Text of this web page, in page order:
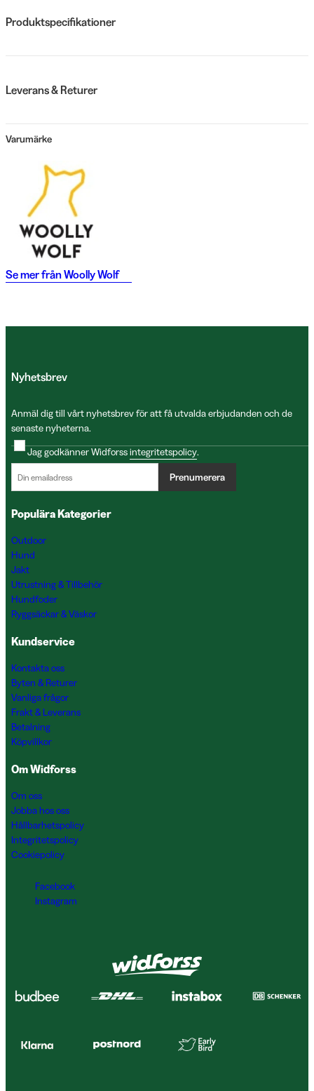
Produktspecifikationer
Leverans & Returer
Varumärke
Se mer frånWoolly Wolf
Nyhetsbrev
Anmäl dig till vårt nyhetsbrev för att få utvalda erbjudanden och de
senaste nyheterna.
Jag godkänner Widforssintegritetspolicy.
Prenumerera
Populära Kategorier
Outdoor
Hund
Jakt
Utrustning & Tillbehör
Hundfoder
Ryggsäckar & Väskor
Kundservice
Kontakta oss
Byten & Returer
Vanliga frågor
Frakt & Leverans
Betalning
Köpvillkor
Om Widforss
Om oss
Jobba hos oss
Hållbarhetspolicy
Integritetspolicy
Cookiepolicy
Facebook
Instagram